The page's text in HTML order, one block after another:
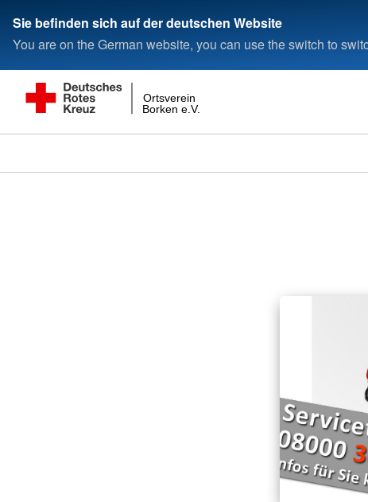
Sie befinden sich auf der deutschen Website
You are on the German website, you can use the switch to
Borken e.V.
Ortsverein